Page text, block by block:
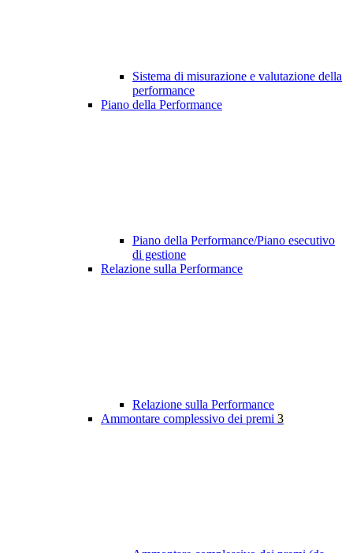
Sistema di misurazione e valutazione della
performance
Piano della Performance
Piano della Performance/Piano esecutivo
di gestione
Relazione sulla Performance
Relazione sulla Performance
Ammontare complessivo dei premi 3